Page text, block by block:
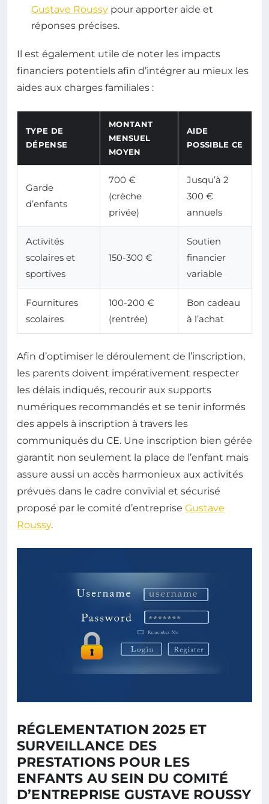
Gustave Roussy pour apporter aide et
réponses précises.
Il est également utile de noter les impacts
financiers potentiels afin d’intégrer au mieux les
aides aux charges familiales :
TYPE DE
DÉPENSE
MONTANT
MENSUEL
MOYEN
AIDE
POSSIBLE CE
Garde
d’enfants
700 €
(crèche
privée)
Jusqu’à 2
300 €
annuels
Activités
scolaires et
sportives
150-300 €
Soutien
financier
variable
Fournitures
scolaires
100-200 €
(rentrée)
Bon cadeau
à l’achat
Afin d’optimiser le déroulement de l’inscription,
les parents doivent impérativement respecter
les délais indiqués, recourir aux supports
numériques recommandés et se tenir informés
des appels à inscription à travers les
communiqués du CE. Une inscription bien gérée
garantit non seulement la place de l’enfant mais
assure aussi un accès harmonieux aux activités
prévues dans le cadre convivial et sécurisé
proposé par le comité d’entreprise Gustave
Roussy.
RÉGLEMENTATION 2025 ET
SURVEILLANCE DES
PRESTATIONS POUR LES
ENFANTS AU SEIN DU COMITÉ
D’ENTREPRISE GUSTAVE ROUSSY